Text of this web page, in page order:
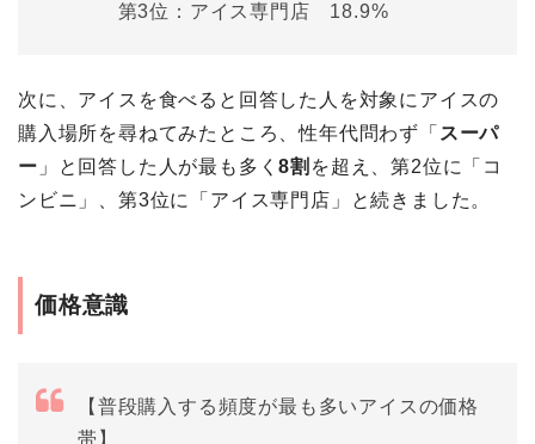
第3位：アイス専門店 18.9%
次に、アイスを食べると回答した人を対象にアイスの
購入場所を尋ねてみたところ、性年代問わず「 スーパ
ー 」と回答した人が最も多く8割 を超え、第2位に「コ
ンビニ」、第3位に「アイス専門店」と続きました。
価格意識
【普段購入する頻度が最も多いアイスの価格
帯】